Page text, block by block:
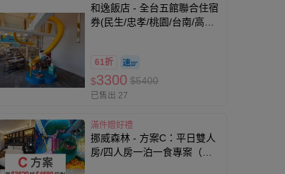
和逸飯店 - 全台五館聯合住宿
券(民生/忠孝/桃園/台南/高
61折
$3300 $5400
已售出 27
滿件贈好禮
挪威森林 - 方案C：平日雙人
房/四人房一泊一食專案（可